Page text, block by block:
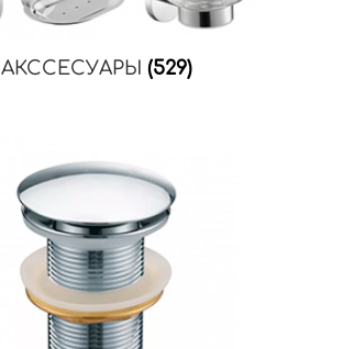
АКССЕСУАРЫ (529)